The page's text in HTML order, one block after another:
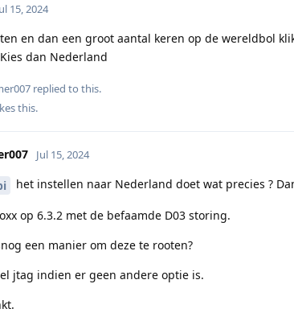
15, 2024
en dan een groot aantal keren op de wereldbol
dan Nederland
replied to this.
this.
Jul 15, 2024
het instellen naar Nederland doet wat precies ?
op 6.3.2 met de befaamde D03 storing.
een manier om deze te rooten?
jtag indien er geen andere optie is.